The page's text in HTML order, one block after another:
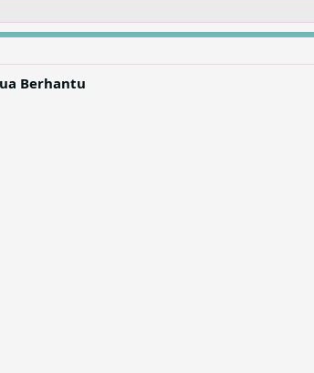
Berhantu